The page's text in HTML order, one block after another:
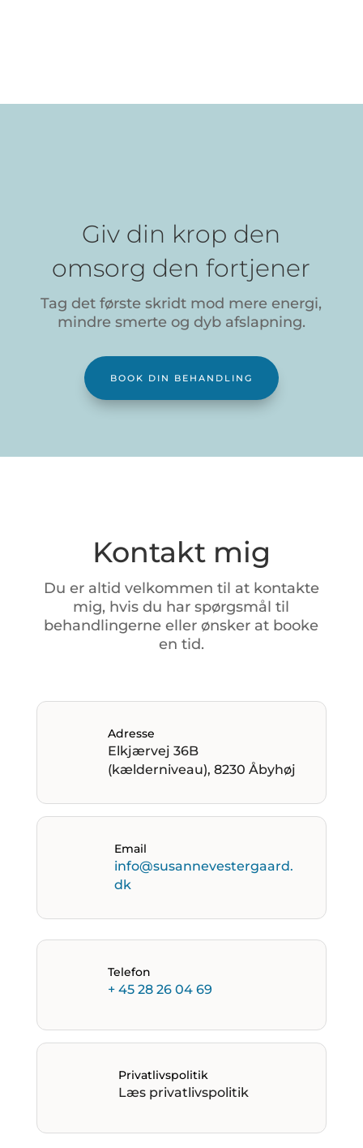
Giv din krop den
omsorg den fortjener
Tag det første skridt mod mere energi,
mindre smerte og dyb afslapning.
BOOK DIN BEHANDLING
Kontakt mig
Du er altid velkommen til at kontakte
mig, hvisdu harspørgsmåltil
behandlingerneellerønsker at booke
en tid.
Adresse
Elkjærvej 36B
(kælderniveau), 8230 Åbyhøj
Email
info@susannevestergaard.
dk
Telefon
+ 45 28 26 04 69
Privatlivspolitik
Læs privatlivspolitik